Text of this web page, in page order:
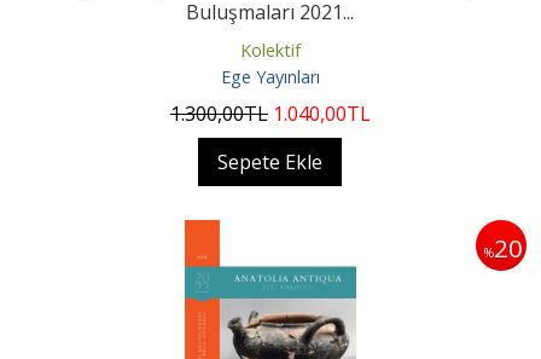
Buluşmaları 2021...
Kolektif
Ege Yayınları
1.300,00TL 1.040,00TL
Sepete Ekle
%20